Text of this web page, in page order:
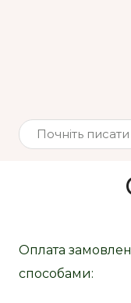
Оплата
способами: